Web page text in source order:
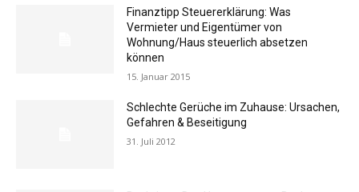
Finanztipp Steuererklärung: Was
Vermieter und Eigentümer von
Wohnung/Haus steuerlich absetzen
können
15. Januar 2015
Schlechte Gerüche im Zuhause: Ursachen,
Gefahren & Beseitigung
31. Juli 2012